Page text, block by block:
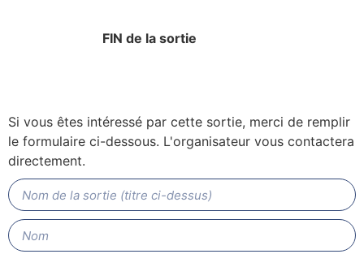
FIN de la sortie
Si vous êtes intéressé par cette sortie, merci de remplir
le formulaire ci-dessous. L'organisateur vous contactera
directement.